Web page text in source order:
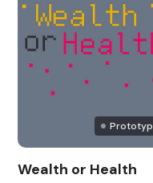
Prototyp
Wealth or Health